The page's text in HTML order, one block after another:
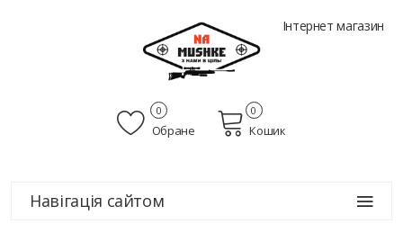
Інтернет магазин
Обране
0
Кошик
0
Навігація сайтом